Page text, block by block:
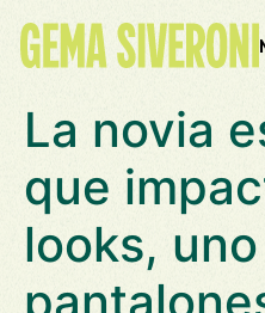
La novia
que
looks,